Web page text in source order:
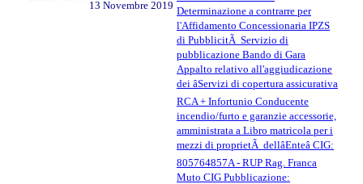
13 Novembre 2019 Determinazione a contrarre per
l'Affidamento Concessionaria IPZS
di PubblicitÃ Servizio di
pubblicazione Bando di Gara
Appalto relativo all'aggiudicazione
dei âServizi di copertura assicurativa
RCA + Infortunio Conducente
incendio/furto e garanzie accessorie,
amministrata a Libro matricola per i
mezzi di proprietÃ dellâEnteâ CIG:
805764857A - RUP Rag. Franca
Muto CIG Pubblicazione: